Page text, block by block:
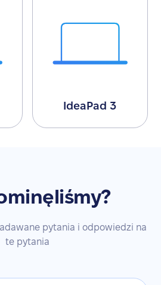
IdeaPad 3
pytania i odpowiedzi na
te pytania